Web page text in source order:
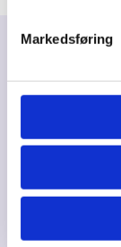
Markedsføring
Utviklet av